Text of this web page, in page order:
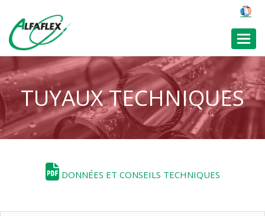
TUYAUX TECHNIQUES
DONNÉES ET CONSEILS TECHNIQUES